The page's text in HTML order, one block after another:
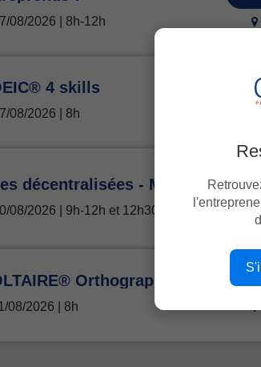
08/2026 | 8h-12h
4 skills
08/2026 | 8h
Permanences décentralisées - MOOREA
08/2026 | 9h-12h et 12h30-14h15
08/2026 | 8h